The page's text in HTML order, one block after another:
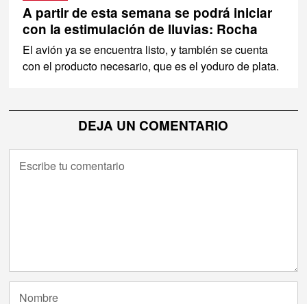
A partir de esta semana se podrá iniciar
con la estimulación de lluvias: Rocha
El avión ya se encuentra listo, y también se cuenta
con el producto necesario, que es el yoduro de plata.
DEJA UN COMENTARIO